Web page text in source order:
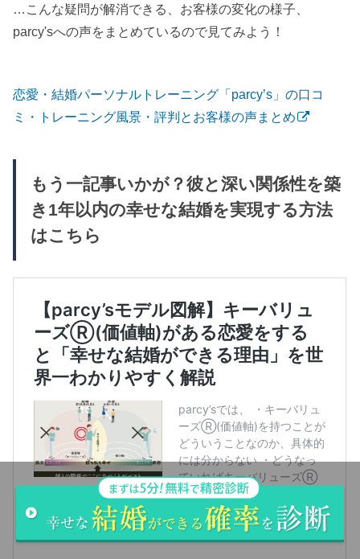
…こんな疑問が解消できる、お客様の変化の様子、
parcy'sへの声をまとめているので見てみよう！
恋愛・結婚パーソナルトレーニング「parcy’s」の口コ
ミ・トレーニング風景・評判とお客様の声まとめ
もう一記事いかが？彼と深い関係性を築
き1年以内の幸せな結婚を実現する方法
はこちら